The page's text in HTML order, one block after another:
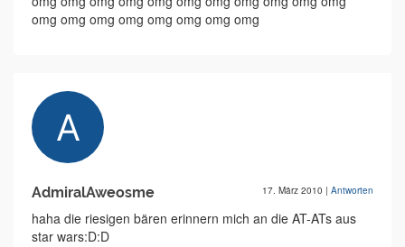
omg omg omg omg omg omg omg omg
AdmiralAweosme 17. März 2010 | Antworten
haha die riesigen bären erinnern mich an die AT-ATs aus
star wars:D:D